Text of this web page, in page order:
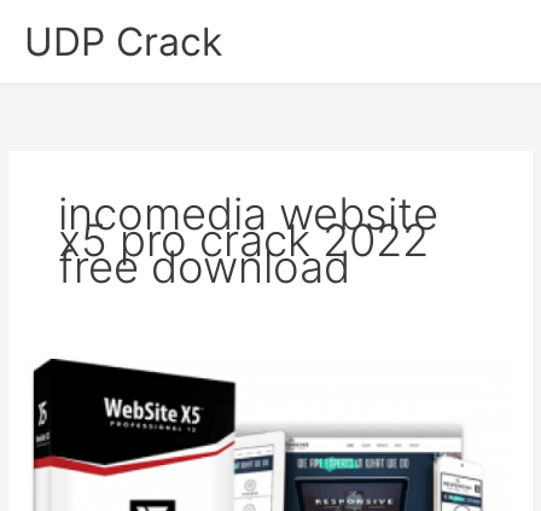
UDP Crack
incomedia website
x5 pro crack 2022
free download